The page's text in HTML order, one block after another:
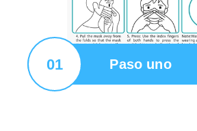
01 Paso uno